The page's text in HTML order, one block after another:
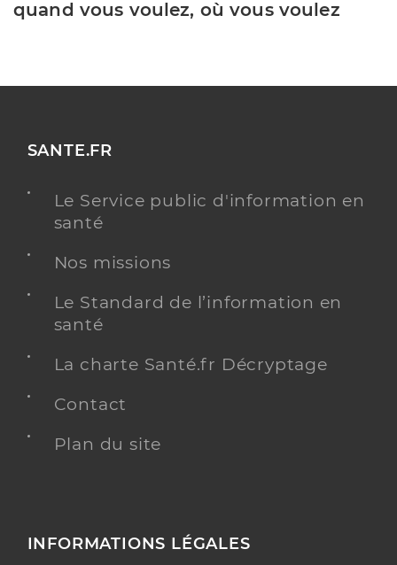
quand vous voulez, où vous voulez
SANTE.FR
Le Service public d'information en
santé
Nos missions
Le Standard de l’information en
santé
La charte Santé.fr Décryptage
Contact
Plan du site
INFORMATIONS LÉGALES